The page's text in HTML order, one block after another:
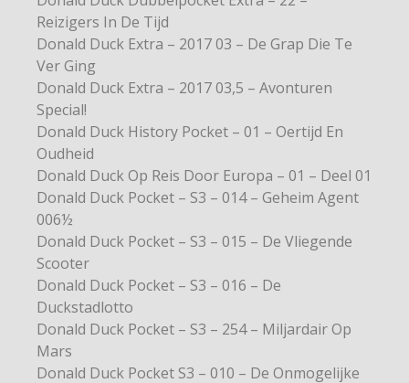
Reizigers In De Tijd
Donald Duck Extra – 2017 03 – De Grap Die Te
Ver Ging
Donald Duck Extra – 2017 03,5 – Avonturen
Special!
Donald Duck History Pocket – 01 – Oertijd En
Oudheid
Donald Duck Op Reis Door Europa – 01 – Deel 01
Donald Duck Pocket – S3 – 014 – Geheim Agent
006½
Donald Duck Pocket – S3 – 015 – De Vliegende
Scooter
Donald Duck Pocket – S3 – 016 – De
Duckstadlotto
Donald Duck Pocket – S3 – 254 – Miljardair Op
Mars
Donald Duck Pocket S3 – 010 – De Onmogelijke